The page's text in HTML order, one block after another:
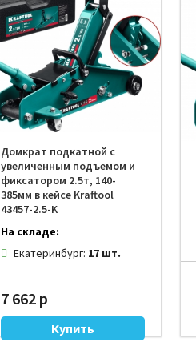
Домкрат подкатной с
увеличенным подъемом и
фиксатором 2.5т, 140-
385мм в кейсе Kraftool
43457-2.5-K
На складе:
Екатеринбург: 17 шт.
7 662 р